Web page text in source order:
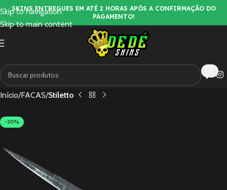
Skip to navigation
Skip to main content
SKINS ENTREGUES EM ATÉ 2 HORAS APÓS A CONFIRMAÇÃO DO
PAGAMENTO!
Início FACAS Stiletto
-30%